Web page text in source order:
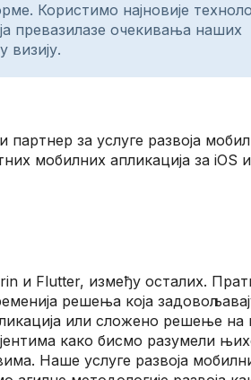
Користимо најновије
превазилазе очекивања наших
визију.
за услуге развоја
мобилних апликација за iOS
и Flutter, између осталих.
решења која
или сложено решење на
како бисмо разумели
Наше услуге развоја